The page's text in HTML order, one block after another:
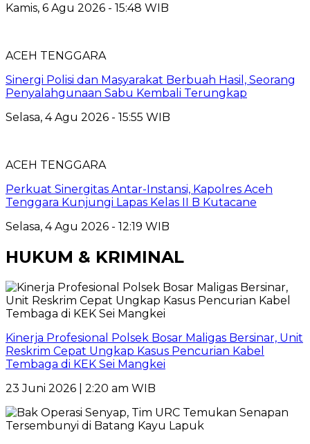
Kamis, 6 Agu 2026 - 15:48 WIB
ACEH TENGGARA
Sinergi Polisi dan Masyarakat Berbuah Hasil, Seorang
Penyalahgunaan Sabu Kembali Terungkap
Selasa, 4 Agu 2026 - 15:55 WIB
ACEH TENGGARA
Perkuat Sinergitas Antar-Instansi, Kapolres Aceh
Tenggara Kunjungi Lapas Kelas II B Kutacane
Selasa, 4 Agu 2026 - 12:19 WIB
HUKUM & KRIMINAL
Kinerja Profesional Polsek Bosar Maligas Bersinar, Unit
Reskrim Cepat Ungkap Kasus Pencurian Kabel
Tembaga di KEK Sei Mangkei
23 Juni 2026 | 2:20 am WIB